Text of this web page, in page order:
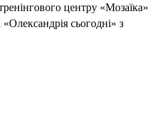
центру «Мозаїка»
сьогодні» з